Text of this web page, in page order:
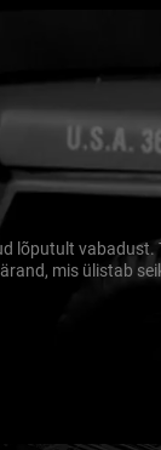
lõputult vabadust.
mis ülistab